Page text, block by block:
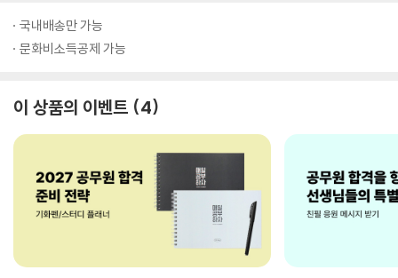
국내배송만 가능
문화비소득공제 가능
이 상품의 이벤트 4